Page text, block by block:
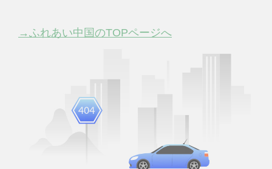
→ふれあい中国のTOPページへ